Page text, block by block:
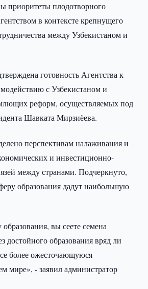
приоритеты плодотворного
в контексте крепнущего
между Узбекистаном и
готовность Агентства к
с Узбекистаном и
реформ, осуществляемых под
Шавката Мирзиёева.
перспективам налаживания и
и инвестиционно-
между странами. Подчеркнуто,
образования дадут наибольшую
вы сеете семена
достойного образования вряд ли
более ожесточающуюся
мире», - заявил администратор